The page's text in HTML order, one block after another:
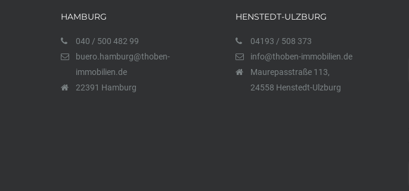
HAMBURG
040 / 500 482 99
buero.hamburg@thoben-
immobilien.de
22391 Hamburg
HENSTEDT-ULZBURG
04193 / 508 373
info@thoben-immobilien.de
Maurepasstraße 113,
24558 Henstedt-Ulzburg